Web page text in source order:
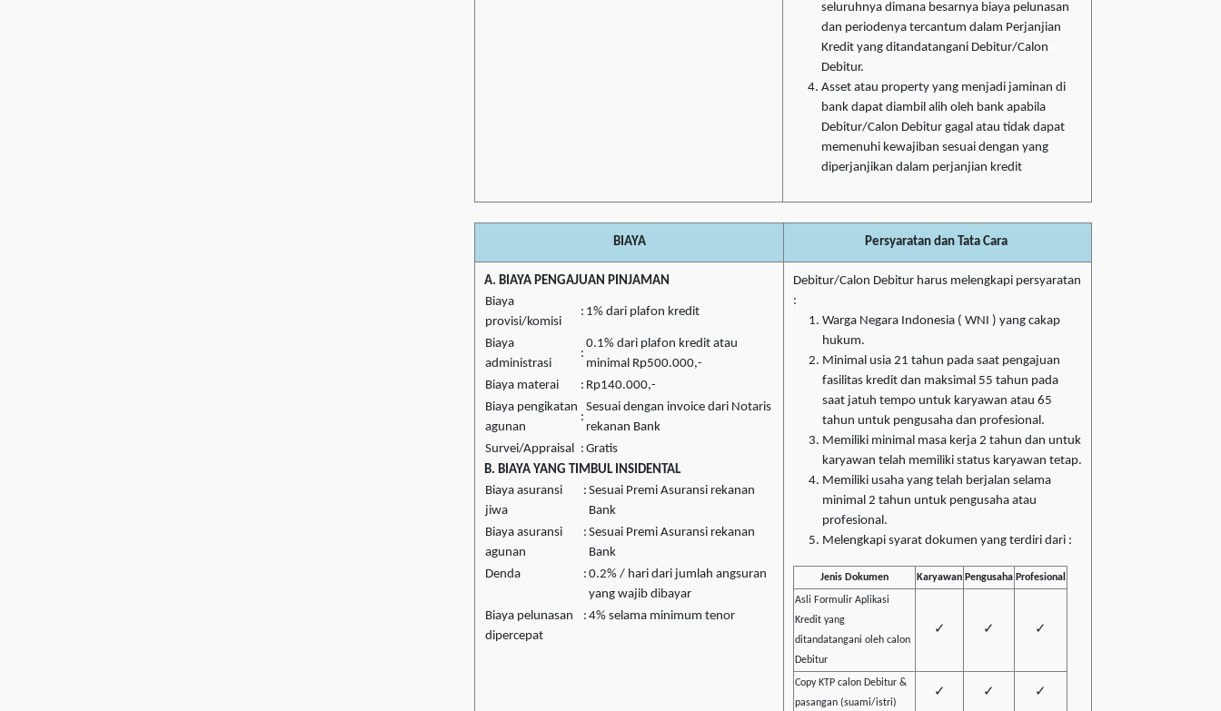
seluruhnya dimana besarnya biaya pelunasan
dan periodenya tercantum dalam Perjanjian
Kredit yang ditandatangani Debitur/Calon
Debitur.
Asset atau property yang menjadi jaminan di
bank dapat diambil alih oleh bank apabila
Debitur/Calon Debitur gagal atau tidak dapat
memenuhi kewajiban sesuai dengan yang
diperjanjikan dalam perjanjian kredit
BIAYA Persyaratan dan Tata Cara
A. BIAYA PENGAJUAN PINJAMAN
Biaya
provisi/komisi
: 1% dari plafon kredit
Biaya
administrasi
:
0.1% dari plafon kredit atau
minimal Rp500.000,-
Biaya materai
: Rp140.000,-
Biaya pengikatan
agunan
:
Sesuai dengan invoice dari Notaris
rekanan Bank
Survei/Appraisal : Gratis
B. BIAYA YANG TIMBUL INSIDENTAL
Biaya asuransi
jiwa
: Sesuai Premi Asuransi rekanan
Bank
Biaya asuransi
agunan
: Sesuai Premi Asuransi rekanan
Bank
Denda
: 0.2% / hari dari jumlah angsuran
yang wajib dibayar
Biaya pelunasan
dipercepat
: 4% selama minimum tenor
Debitur/Calon Debitur harus melengkapi persyaratan
:
Warga Negara Indonesia ( WNI ) yang cakap
hukum.
Minimal usia 21 tahun pada saat pengajuan
fasilitas kredit dan maksimal 55 tahun pada
saat jatuh tempo untuk karyawan atau 65
tahun untuk pengusaha dan profesional.
Memiliki minimal masa kerja 2 tahun dan untuk
karyawan telah memiliki status karyawan tetap.
Memiliki usaha yang telah berjalan selama
minimal 2 tahun untuk pengusaha atau
profesional.
Melengkapi syarat dokumen yang terdiri dari :
Jenis Dokumen Karyawan Pengusaha Profesional
Asli Formulir Aplikasi
Kredit yang
ditandatangani oleh calon
Debitur
✓ ✓ ✓
Copy KTP calon Debitur &
pasangan (suami/istri)
✓ ✓ ✓